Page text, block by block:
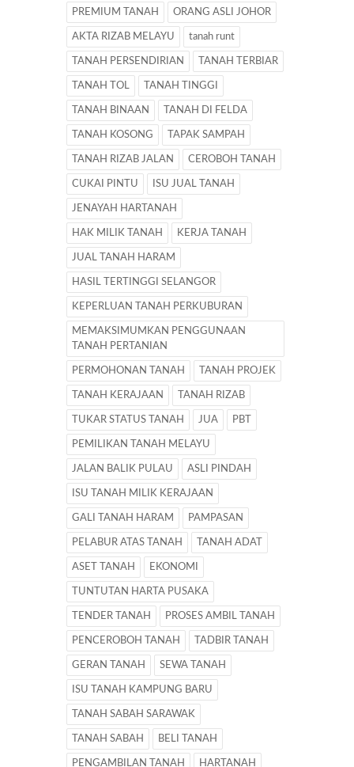
PREMIUM TANAH ORANG ASLI JOHOR
AKTA RIZAB MELAYU tanah runt
TANAH PERSENDIRIAN TANAH TERBIAR
TANAH TOL TANAH TINGGI
TANAH BINAAN TANAH DI FELDA
TANAH KOSONG TAPAK SAMPAH
TANAH RIZAB JALAN CEROBOH TANAH
CUKAI PINTU ISU JUAL TANAH
JENAYAH HARTANAH
HAK MILIK TANAH KERJA TANAH
JUAL TANAH HARAM
HASIL TERTINGGI SELANGOR
KEPERLUAN TANAH PERKUBURAN
MEMAKSIMUMKAN PENGGUNAAN
TANAH PERTANIAN
PERMOHONAN TANAH TANAH PROJEK
TANAH KERAJAAN TANAH RIZAB
TUKAR STATUS TANAH JUA PBT
PEMILIKAN TANAH MELAYU
JALAN BALIK PULAU ASLI PINDAH
ISU TANAH MILIK KERAJAAN
GALI TANAH HARAM PAMPASAN
PELABUR ATAS TANAH TANAH ADAT
ASET TANAH EKONOMI
TUNTUTAN HARTA PUSAKA
TENDER TANAH PROSES AMBIL TANAH
PENCEROBOH TANAH TADBIR TANAH
GERAN TANAH SEWA TANAH
ISU TANAH KAMPUNG BARU
TANAH SABAH SARAWAK
TANAH SABAH BELI TANAH
PENGAMBILAN TANAH HARTANAH